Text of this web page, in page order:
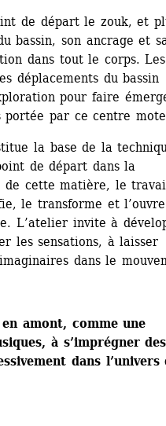
de départ le zouk, et
bassin, son ancrage et
dans tout le corps. Les
déplacements du bassin
pour faire
portée par ce centre
la base de la
de départ dans la
de cette matière, le
le transforme et
L’atelier invite à
les sensations, à laisser
dans le
amont, comme une
à s’imprégner des
dans l’univers